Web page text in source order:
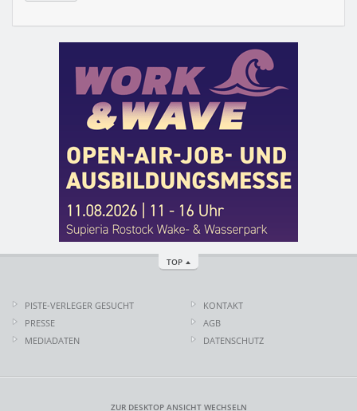
TOP
PISTE-VERLEGER GESUCHT
PRESSE
MEDIADATEN
KONTAKT
AGB
DATENSCHUTZ
ZUR DESKTOP ANSICHT WECHSELN